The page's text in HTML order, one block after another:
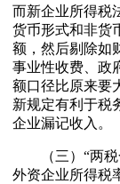
而新企业所得税
货币形式和非货
额，然后剔除如
事业性收费、政
额口径比原来要
新规定有利于税
企业漏记收入。
（三）“两税
外资企业所得税